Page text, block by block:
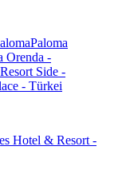
Paloma
Orenda -
Side -
- Türkei
Hotel & Resort -